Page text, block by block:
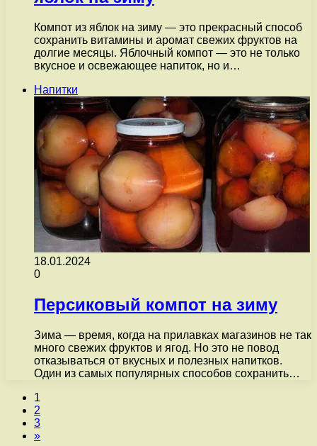
Компот из яблок на зиму — это прекрасный способ
сохранить витамины и аромат свежих фруктов на
долгие месяцы. Яблочный компот — это не только
вкусное и освежающее напиток, но и…
Напитки
18.01.2024
0
Персиковый компот на зиму
Зима — время, когда на прилавках магазинов не так
много свежих фруктов и ягод. Но это не повод
отказываться от вкусных и полезных напитков.
Один из самых популярных способов сохранить…
1
2
3
»